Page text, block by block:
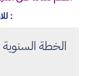
:
الخطة السنوية